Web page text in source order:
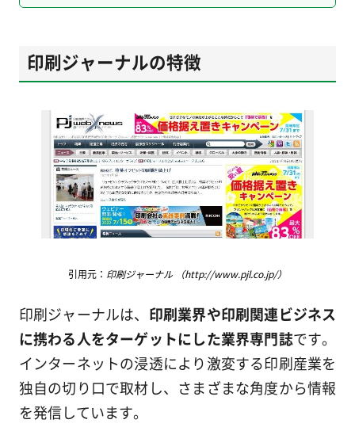
印刷ジャーナルの特徴
引用元： 印刷ジャーナル （http://www.pjl.co.jp/）
印刷ジャーナルは、 印刷業界や印刷関連ビジネス
に携わる人をターゲットにした業界専門誌です。
インターネットの浸透により激変する印刷産業を
独自の切り口で取材し、さまざまな角度から情報
を発信しています。